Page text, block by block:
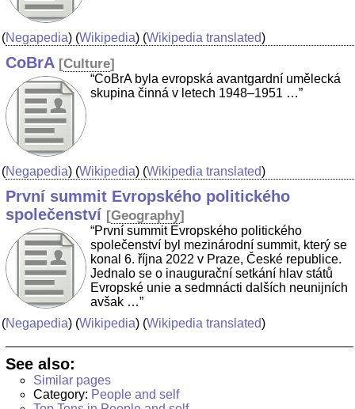
(Negapedia) (Wikipedia) (Wikipedia translated)
CoBrA [Culture]
“CoBrA byla evropská avantgardní umělecká
skupina činná v letech 1948–1951 …”
(Negapedia) (Wikipedia) (Wikipedia translated)
První summit Evropského politického
společenství [Geography]
“První summit Evropského politického
společenství byl mezinárodní summit, který se
konal 6. října 2022 v Praze, České republice.
Jednalo se o inaugurační setkání hlav států
Evropské unie a sedmnácti dalších neunijních
avšak …”
(Negapedia) (Wikipedia) (Wikipedia translated)
See also:
Similar pages
Category: People and self